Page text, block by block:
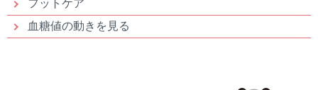
フットケア
血糖値の動きを見る